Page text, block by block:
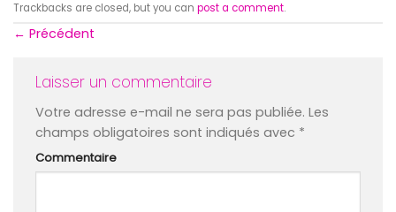
Trackbacks are closed, but you can post a comment.
← Précédent
Laisser un commentaire
Votre adresse e-mail ne sera pas publiée. Les
champs obligatoires sont indiqués avec *
Commentaire